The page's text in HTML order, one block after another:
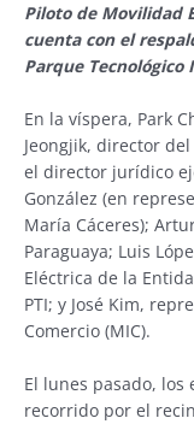
Piloto de Movilidad
cuenta con el
Parque Tecnológico
En la víspera, Park
Jeongjik, director
el director jurídico
González (en
María Cáceres);
Paraguaya; Luis
Eléctrica de la
PTI; y José Kim,
Comercio (MIC).
El lunes pasado,
recorrido por el